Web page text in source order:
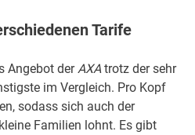
Tarife
Angebot der AXA trotz der sehr
im Vergleich. Pro Kopf
sodass sich auch der
Familien lohnt. Es gibt